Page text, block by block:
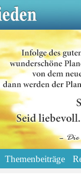
Themenbeiträge